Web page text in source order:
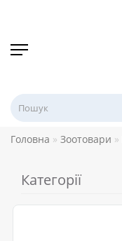
Головна Зоотовари
Категорії